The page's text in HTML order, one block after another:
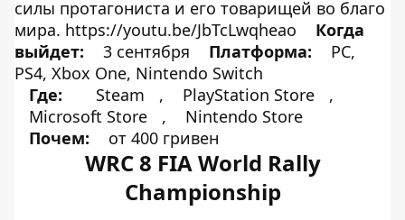
силы протагониста и его товарищей во благо
мира. https://youtu.be/JbTcLwqheao
Когда
выйдет:
3 сентября Платформа:
PC,
PS4, Xbox One, Nintendo Switch
Где:
Steam , PlayStation Store
,
Microsoft Store
,
Nintendo Store
Почем:
от 400 гривен
WRC 8 FIA World Rally
Championship